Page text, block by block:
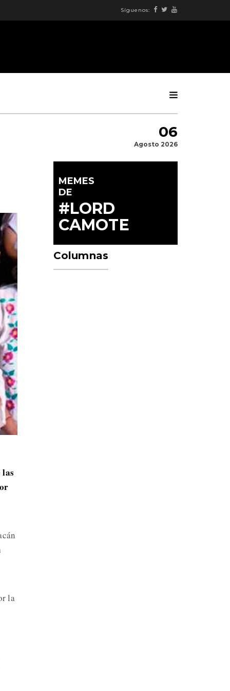
Síguenos:
06
Agosto 2026
la
MEMES
DE
#LORD
CAMOTE
Columnas